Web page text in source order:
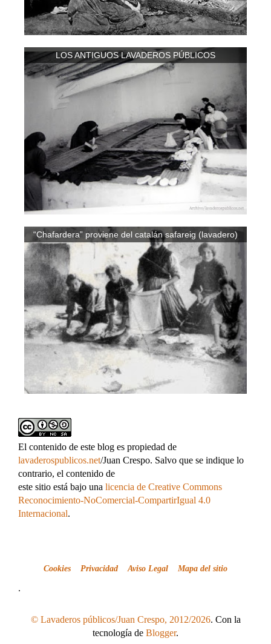
LOS ANTIGUOS LAVADEROS PÚBLICOS
“Chafardera” proviene del catalán safareig (lavadero)
El contenido de este blog es propiedad de
lavaderospublicos.net/Juan Crespo. Salvo que se indique lo
contrario, el contenido de
este sitio está bajo una licencia de Creative Commons
Reconocimiento-NoComercial-CompartirIgual 4.0
Internacional.
Cookies Privacidad Aviso Legal Mapa del sitio
.
© Lavaderos públicos/Juan Crespo, 2012/2026. Con la
tecnología de Blogger.